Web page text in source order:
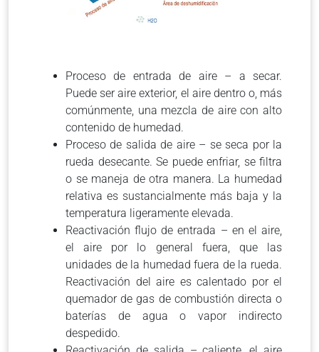
Proceso de entrada de aire – a secar.
Puede ser aire exterior, el aire dentro o, más
comúnmente, una mezcla de aire con alto
contenido de humedad.
Proceso de salida de aire – se seca por la
rueda desecante. Se puede enfriar, se filtra
o se maneja de otra manera. La humedad
relativa es sustancialmente más baja y la
temperatura ligeramente elevada.
Reactivación flujo de entrada – en el aire,
el aire por lo general fuera, que las
unidades de la humedad fuera de la rueda.
Reactivación del aire es calentado por el
quemador de gas de combustión directa o
baterías de agua o vapor indirecto
despedido.